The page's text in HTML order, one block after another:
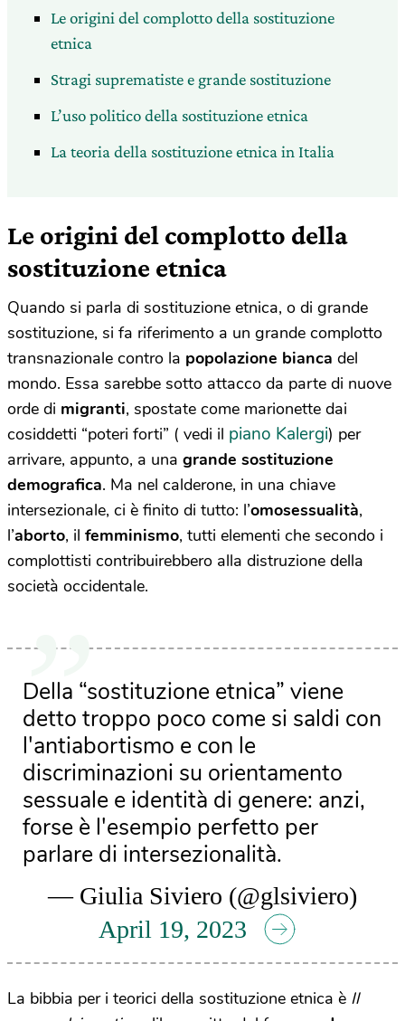
Le origini del complotto della sostituzione
etnica
Stragi suprematiste e grande sostituzione
L’uso politico della sostituzione etnica
La teoria della sostituzione etnica in Italia
Le origini del complotto della
sostituzione etnica
Quando si parla di sostituzione etnica, o di grande
sostituzione, si fa riferimento a un grande complotto
transnazionale contro la popolazione bianca del
mondo. Essa sarebbe sotto attacco da parte di nuove
orde di migranti, spostate come marionette dai
cosiddetti “poteri forti” ( vedi il piano Kalergi) per
arrivare, appunto, a una grande sostituzione
demografica. Ma nel calderone, in una chiave
intersezionale, ci è finito di tutto: l’omosessualità,
l’aborto, il femminismo, tutti elementi che secondo i
complottisti contribuirebbero alla distruzione della
società occidentale.
Della “sostituzione etnica” viene
detto troppo poco come si saldi con
l'antiabortismo e con le
discriminazioni su orientamento
sessuale e identità di genere: anzi,
forse è l'esempio perfetto per
parlare di intersezionalità.
— Giulia Siviero (@glsiviero)
April 19, 2023
La bibbia per i teorici della sostituzione etnica è Il